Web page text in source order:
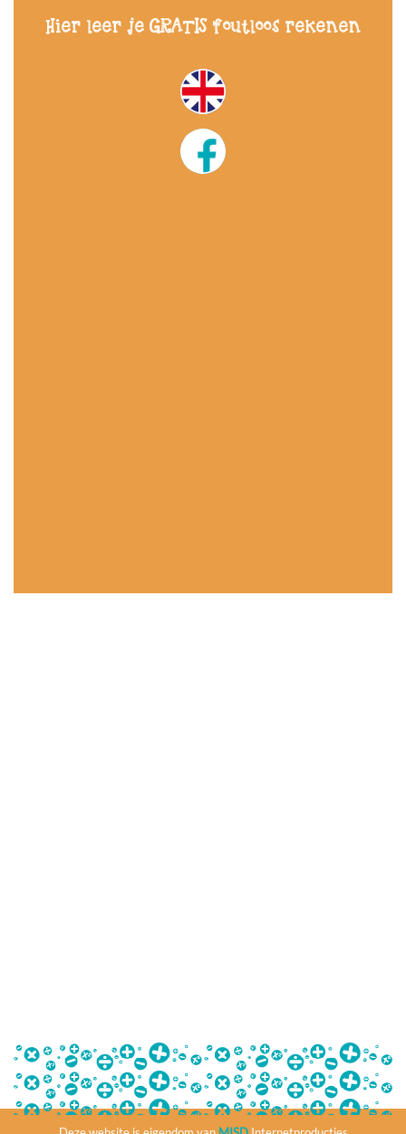
Hier leer je GRATIS foutloos rekenen